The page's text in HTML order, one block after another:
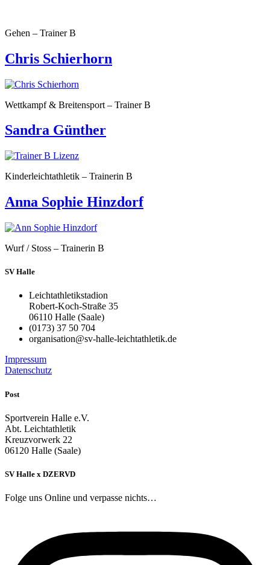
Gehen – Trainer B
Chris Schierhorn
Wettkampf & Breitensport – Trainer B
Sandra Günther
Kinderleichtathletik – Trainerin B
Anna Sophie Hinzdorf
Wurf / Stoss – Trainerin B
SV Halle
Leichtathletikstadion
Robert-Koch-Straße 35
06110 Halle (Saale)
(0173) 37 50 704
organisation@sv-halle-leichtathletik.de
Impressum
Datenschutz
Post
Sportverein Halle e.V.
Abt. Leichtathletik
Kreuzvorwerk 22
06120 Halle (Saale)
SV Halle x DZERVD
Folge uns Online und verpasse nichts…